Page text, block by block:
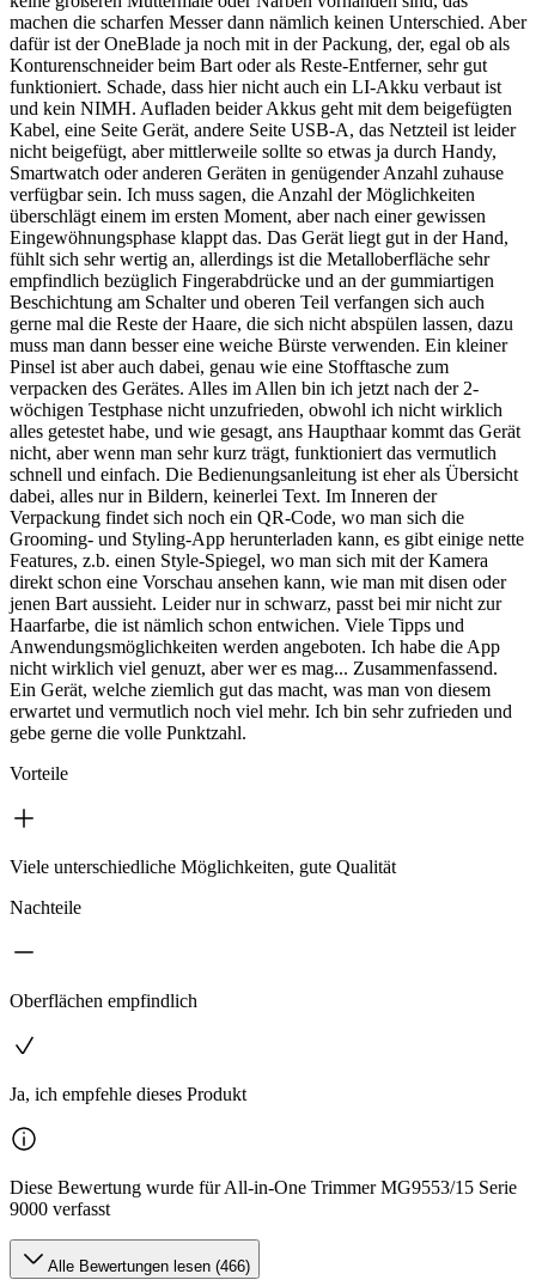
machen die scharfen Messer dann nämlich keinen Unterschied. Aber
dafür ist der OneBlade ja noch mit in der Packung, der, egal ob als
Konturenschneider beim Bart oder als Reste-Entferner, sehr gut
funktioniert. Schade, dass hier nicht auch ein LI-Akku verbaut ist
und kein NIMH. Aufladen beider Akkus geht mit dem beigefügten
Kabel, eine Seite Gerät, andere Seite USB-A, das Netzteil ist leider
nicht beigefügt, aber mittlerweile sollte so etwas ja durch Handy,
Smartwatch oder anderen Geräten in genügender Anzahl zuhause
verfügbar sein. Ich muss sagen, die Anzahl der Möglichkeiten
überschlägt einem im ersten Moment, aber nach einer gewissen
Eingewöhnungsphase klappt das. Das Gerät liegt gut in der Hand,
fühlt sich sehr wertig an, allerdings ist die Metalloberfläche sehr
empfindlich bezüglich Fingerabdrücke und an der gummiartigen
Beschichtung am Schalter und oberen Teil verfangen sich auch
gerne mal die Reste der Haare, die sich nicht abspülen lassen, dazu
muss man dann besser eine weiche Bürste verwenden. Ein kleiner
Pinsel ist aber auch dabei, genau wie eine Stofftasche zum
verpacken des Gerätes. Alles im Allen bin ich jetzt nach der 2-
wöchigen Testphase nicht unzufrieden, obwohl ich nicht wirklich
alles getestet habe, und wie gesagt, ans Haupthaar kommt das Gerät
nicht, aber wenn man sehr kurz trägt, funktioniert das vermutlich
schnell und einfach. Die Bedienungsanleitung ist eher als Übersicht
dabei, alles nur in Bildern, keinerlei Text. Im Inneren der
Verpackung findet sich noch ein QR-Code, wo man sich die
Grooming- und Styling-App herunterladen kann, es gibt einige nette
Features, z.b. einen Style-Spiegel, wo man sich mit der Kamera
direkt schon eine Vorschau ansehen kann, wie man mit disen oder
jenen Bart aussieht. Leider nur in schwarz, passt bei mir nicht zur
Haarfarbe, die ist nämlich schon entwichen. Viele Tipps und
Anwendungsmöglichkeiten werden angeboten. Ich habe die App
nicht wirklich viel genuzt, aber wer es mag... Zusammenfassend.
Ein Gerät, welche ziemlich gut das macht, was man von diesem
erwartet und vermutlich noch viel mehr. Ich bin sehr zufrieden und
gebe gerne die volle Punktzahl.
Vorteile
Viele unterschiedliche Möglichkeiten, gute Qualität
Nachteile
Oberflächen empfindlich
Ja, ich empfehle dieses Produkt
Diese Bewertung wurde für All-in-One Trimmer MG9553/15 Serie
9000 verfasst
Alle Bewertungen lesen (466)